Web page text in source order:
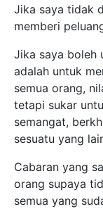
Jika saya tidak
memberi
Jika saya boleh
adalah untuk
semua orang,
tetapi sukar
semangat,
sesuatu yang
Cabaran yang
orang supaya
semua yang